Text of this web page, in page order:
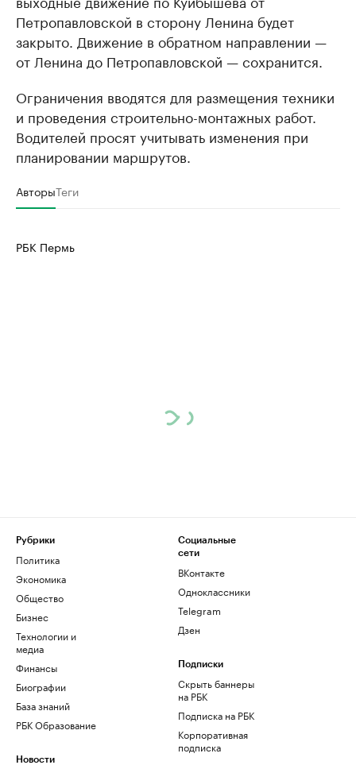
Петропавловской в сторону Ленина будет
закрыто. Движение в обратном направлении —
от Ленина до Петропавловской — сохранится.
Ограничения вводятся для размещения техники
и проведения строительно-монтажных работ.
Водителей просят учитывать изменения при
планировании маршрутов.
АвторыТеги
РБК Пермь
Рубрики
Политика
Экономика
Общество
Бизнес
Технологии и
медиа
Финансы
Биографии
База знаний
РБК Образование
Новости
Социальные
сети
ВКонтакте
Одноклассники
Telegram
Дзен
Подписки
Скрыть баннеры
на РБК
Подписка на РБК
Корпоративная
подписка